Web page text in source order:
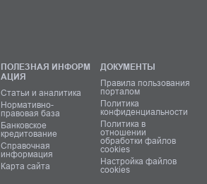
ПОЛЕЗНАЯ ИНФОРМ
АЦИЯ
Статьи и аналитика
Нормативно-
правовая база
Банковское
кредитование
Справочная
информация
Карта сайта
ДОКУМЕНТЫ
Правила пользования
порталом
Политика
конфиденциальности
Политика в
отношении
обработки файлов
cookies
Настройка файлов
cookies